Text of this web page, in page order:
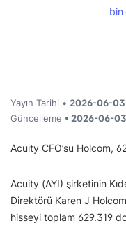
bin
Yayın Tarihi • 2026-06-03
Güncelleme • 2026-06-03
Acuity CFO’su Holcom,
Acuity (AYI) şirketinin
Direktörü Karen J
hisseyi toplam 629.319